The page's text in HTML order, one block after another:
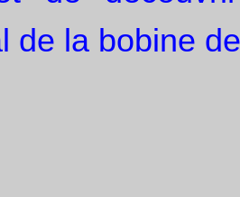
de la bobine